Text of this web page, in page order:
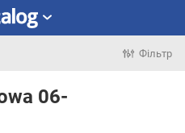
Фільтр
06-